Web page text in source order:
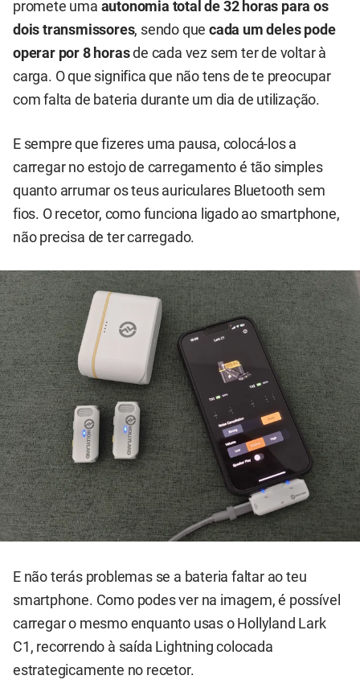
promete uma autonomia total de 32 horas para os
dois transmissores, sendo quecada um deles pode
operar por 8 horasde cada vez sem ter de voltar à
carga. O que significa que não tens de te preocupar
com falta de bateria durante um dia de utilização.
E sempre que fizeres uma pausa, colocá-los a
carregar no estojo de carregamento é tão simples
quanto arrumar os teus auriculares Bluetooth sem
fios. O recetor, como funciona ligado ao smartphone,
não precisa de ter carregado.
E não terás problemas se a bateria faltar ao teu
smartphone. Como podes ver na imagem, é possível
carregar o mesmo enquanto usas o Hollyland Lark
C1, recorrendo à saída Lightning colocada
estrategicamente no recetor.